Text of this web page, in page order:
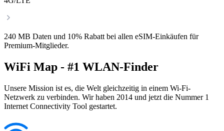
240 MB Daten und 10% Rabatt bei allen eSIM-Einkäufen für
Premium-Mitglieder.
WiFi Map - #1 WLAN-Finder
Unsere Mission ist es, die Welt gleichzeitig in einem Wi-Fi-
Netzwerk zu verbinden. Wir haben 2014 und jetzt die Nummer 1
Internet Connectivity Tool gestartet.